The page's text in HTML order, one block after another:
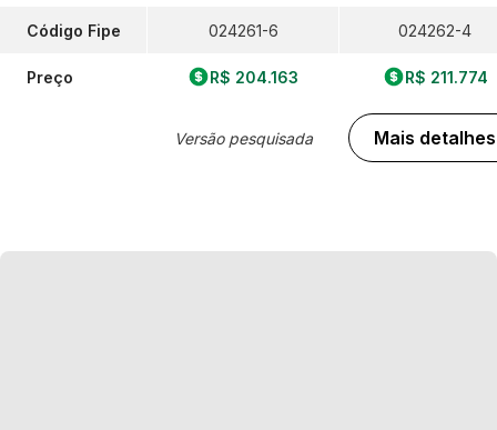
Código Fipe
Preço
024261-6
R$ 204.163
Versão pesquisada
024262-4
R$ 211.774
Mais detalhes